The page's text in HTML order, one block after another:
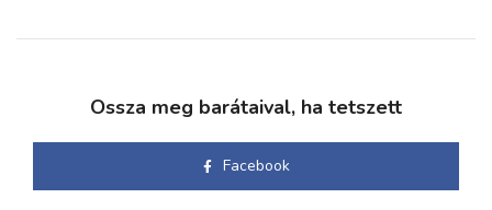
Ossza meg barátaival, ha tetszett
Facebook